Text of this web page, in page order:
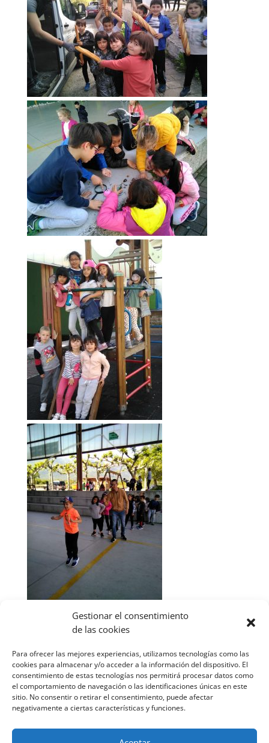
Gestionar el consentimiento
de las cookies
Para ofrecer las mejores experiencias, utilizamos tecnologías como las
cookies para almacenar y/o acceder a la información del dispositivo. El
consentimiento de estas tecnologías nos permitirá procesar datos como
el comportamiento de navegación o las identificaciones únicas en este
sitio. No consentir o retirar el consentimiento, puede afectar
negativamente a ciertas características y funciones.